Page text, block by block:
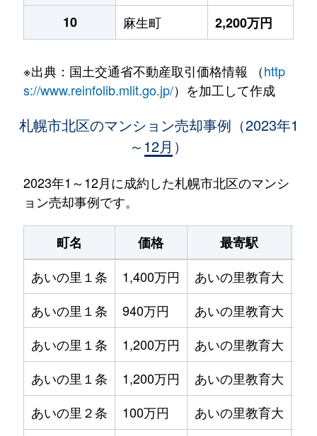
10
麻生町 2,200万円
※出典：国土交通省不動産取引価格情報 （http
s://www.reinfolib.mlit.go.jp/）を加工して作成
札幌市北区のマンション売却事例（2023年1
～12月）
2023年1～12月に成約した札幌市北区のマンシ
ョン売却事例です。
町名 価格 最寄駅
あいの里１条
1,400万円 あいの里教育大
あいの里１条
940万円 あいの里教育大
あいの里１条
1,200万円 あいの里教育大
あいの里１条
1,200万円 あいの里教育大
あいの里２条
100万円 あいの里教育大